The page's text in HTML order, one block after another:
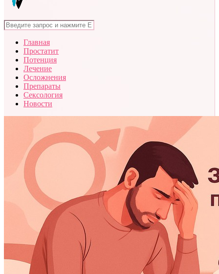
Главная
Простатит
Потенция
Лечение
Осложнения
Препараты
Сексология
Новости